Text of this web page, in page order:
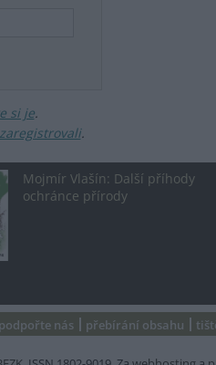
si je.
zaregistrovali.
Mojmír Vlašín: Další příhody
ochránce přírody
podpořte nás přebírání obsahu